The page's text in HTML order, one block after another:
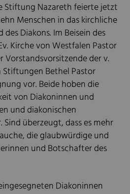
Stiftung Nazareth feierte jetzt
Menschen in das kirchliche
Diakons. Im Beisein des
Kirche von Westfalen Pastor
Vorstandsvorsitzende der v.
Bethel Pastor
vor. Beide hoben die
von Diakoninnen und
und diakonischen
überzeugt, dass es mehr
die glaubwürdige und
und Botschafter des
Diakoninnen